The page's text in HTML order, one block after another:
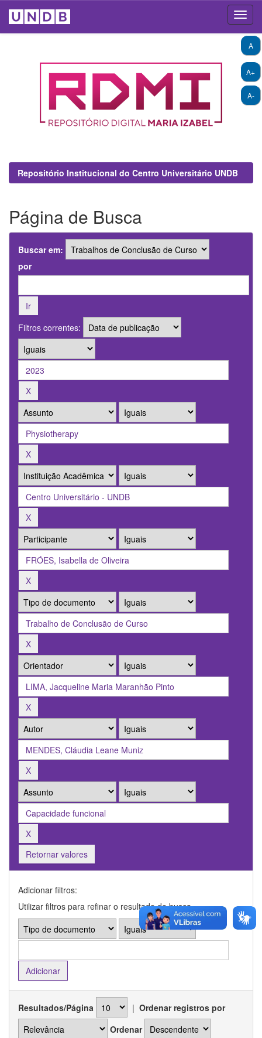
A+
A-
A
Repositório Institucional do Centro Universitário UNDB
Página de Busca
Buscar em:
por
Filtros correntes:
Retornar valores
Adicionar filtros:
Utilizar filtros para refinar o resultado de busca.
Resultados/Página | Ordenar registros por
Ordenar